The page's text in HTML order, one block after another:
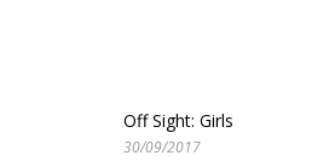
Off Sight: Girls
30/09/2017